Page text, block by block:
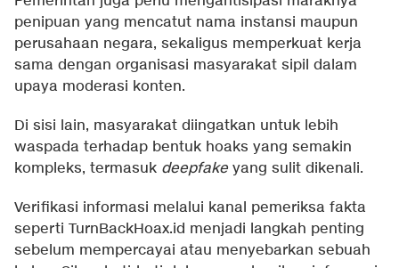
penipuan yang mencatut nama instansi maupun
perusahaan negara, sekaligus memperkuat kerja
sama dengan organisasi masyarakat sipil dalam
upaya moderasi konten.
Di sisi lain, masyarakat diingatkan untuk lebih
waspada terhadap bentuk hoaks yang semakin
kompleks, termasuk deepfake yang sulit dikenali.
Verifikasi informasi melalui kanal pemeriksa fakta
seperti TurnBackHoax.id menjadi langkah penting
sebelum mempercayai atau menyebarkan sebuah